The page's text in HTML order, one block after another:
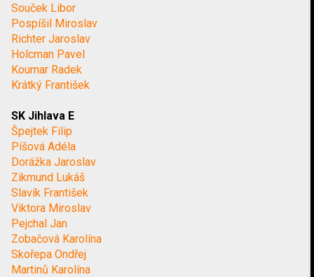
Souček Libor
Pospíšil Miroslav
Richter Jaroslav
Holcman Pavel
Koumar Radek
Krátký František
SK Jihlava E
Špejtek Filip
Píšová Adéla
Dorážka Jaroslav
Zikmund Lukáš
Slavík František
Viktora Miroslav
Pejchal Jan
Zobačová Karolína
Skořepa Ondřej
Martinů Karolína